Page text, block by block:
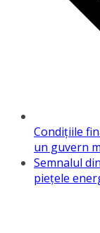
Condițiile
un guvern
Semnalul
piețele